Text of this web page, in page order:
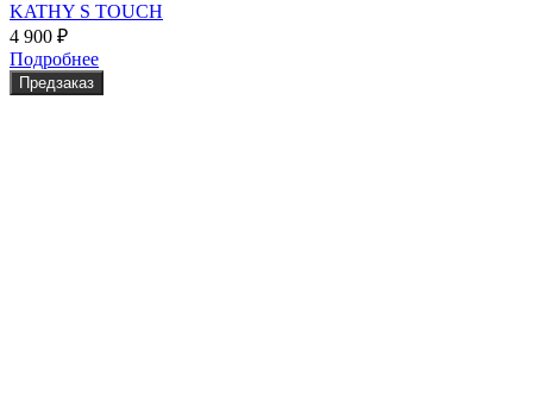
KATHY S TOUCH
4 900 ₽
Подробнее
Предзаказ